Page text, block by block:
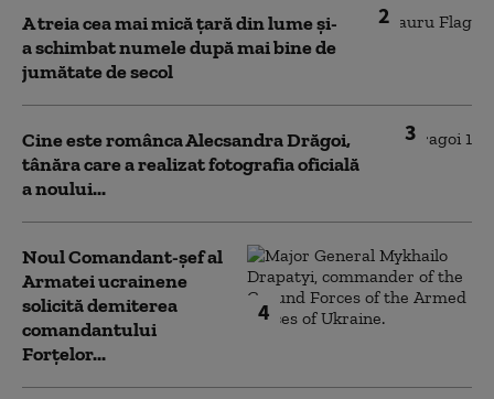
2
A treia cea mai mică țară din lume și-
a schimbat numele după mai bine de
jumătate de secol
3
Cine este românca Alecsandra Drăgoi,
tânăra care a realizat fotografia oficială
a noului...
4
Noul Comandant-șef al
Armatei ucrainene
solicită demiterea
comandantului
Forțelor...